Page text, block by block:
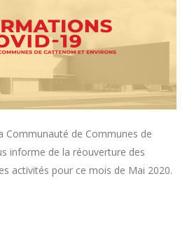
Communauté de Communes de
informe de la réouverture des
activités pour ce mois de Mai 2020.